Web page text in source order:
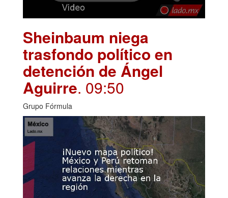
Sheinbaum niega
trasfondo político en
detención de Ángel
Aguirre. 09:50
Grupo Fórmula